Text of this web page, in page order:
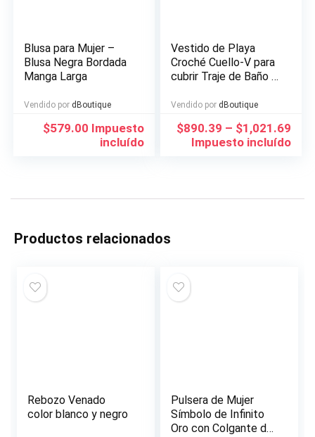
Blusa para Mujer –
Blusa Negra Bordada
Manga Larga
Vendido por dBoutique
$579.00 Impuesto
incluído
Vestido de Playa
Croché Cuello-V para
cubrir Traje de Baño o
Vendido por dBoutique
$890.39 – $1,021.69
Impuesto incluído
Productos relacionados
Rebozo Venado
color blanco y negro
Pulsera de Mujer
Símbolo de Infinito
Oro con Colgante de